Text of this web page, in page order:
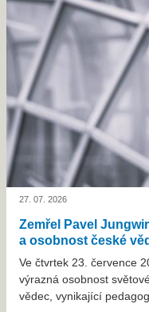
27. 07. 2026
Zemřel Pavel
a osobnost české
Ve čtvrtek 23. července
výrazná osobnost
vědec, vynikající